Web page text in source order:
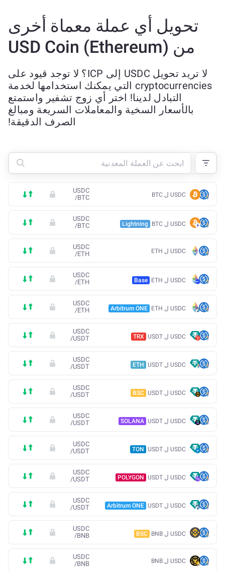
تحويل أي عملة معماة أخرى
من USD Coin (Ethereum)
لا تريد تحويل USDC إلى ICP؟ لا توجد قيود على
cryptocurrencies التي يمكنك استخدامها لخدمة
التبادل لدينا! اختر أي زوج تشفير واستمتع
بالأسعار السخية والمعاملات السريعة ومبالغ
الصرف الدقيقة!
USDC ل BTC
USDC
/BTC
USDC ل BTC Lightning
USDC
/BTC
USDC ل ETH
USDC
/ETH
USDC ل ETH Base
USDC
/ETH
USDC ل ETH Arbitrum ONE
USDC
/ETH
USDC ل USDT TRX
USDC
/USDT
USDC ل USDT ETH
USDC
/USDT
USDC ل USDT BSC
USDC
/USDT
USDC ل USDT SOLANA
USDC
/USDT
USDC ل USDT TON
USDC
/USDT
USDC ل USDT POLYGON
USDC
/USDT
USDC ل USDT Arbitrum ONE
USDC
/USDT
USDC ل BNB BSC
USDC
/BNB
USDC ل BNB
USDC
/BNB